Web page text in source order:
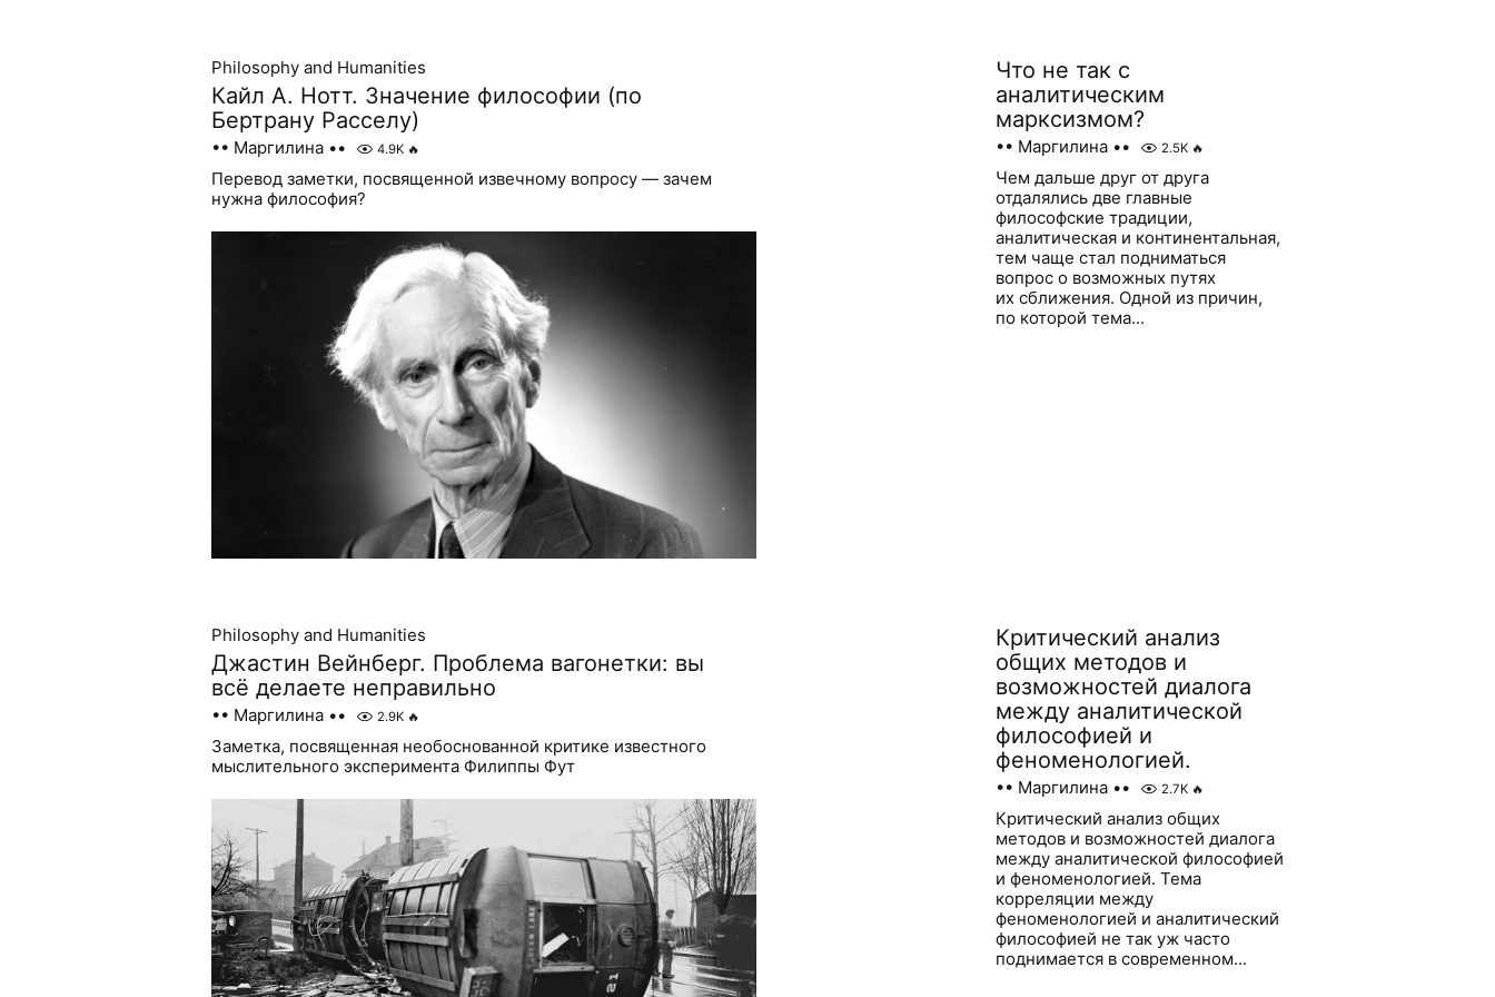
Philosophy and Humanities
Кайл А. Нотт. Значение философии (по
Бертрану Расселу)
•• Маргилина •• 4.9K 🔥
Перевод заметки, посвященной извечному вопросу — зачем
нужна философия?
Что не так с
аналитическим
марксизмом?
•• Маргилина •• 2.5K 🔥
Чем дальше друг от друга
отдалялись две главные
философские традиции,
аналитическая и континентальная,
тем чаще стал подниматься
вопрос о возможных путях
их сближения. Одной из причин,
по которой тема...
Philosophy and Humanities
Джастин Вейнберг. Проблема вагонетки: вы
всё делаете неправильно
•• Маргилина •• 2.9K 🔥
Заметка, посвященная необоснованной критике известного
мыслительного эксперимента Филиппы Фут
Критический анализ
общих методов и
возможностей диалога
между аналитической
философией и
феноменологией.
•• Маргилина •• 2.7K 🔥
Критический анализ общих
методов и возможностей диалога
между аналитической философией
и феноменологией. Тема
корреляции между
феноменологией и аналитический
философией не так уж часто
поднимается в современном...